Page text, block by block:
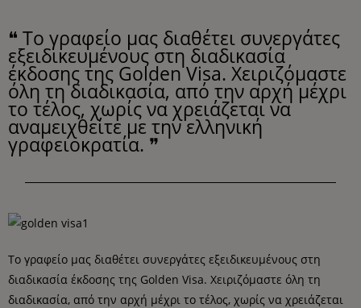
❝ Το γραφείο μας διαθέτει συνεργάτες
εξειδικευμένους στη διαδικασία
έκδοσης της Golden Visa. Χειριζόμαστε
όλη τη διαδικασία, από την αρχή μέχρι
το τέλος, χωρίς να χρειάζεται να
αναμειχθείτε με την ελληνική
γραφειοκρατία. ❞
Το γραφείο μας διαθέτει συνεργάτες εξειδικευμένους στη
διαδικασία έκδοσης της Golden Visa. Χειριζόμαστε όλη τη
διαδικασία, από την αρχή μέχρι το τέλος, χωρίς να χρειάζεται